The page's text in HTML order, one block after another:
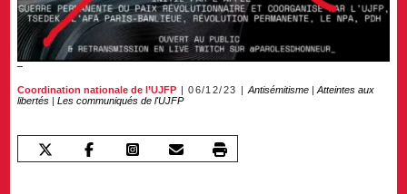
Coordination nationale de l’UJFP 06/12/23 Antisémitisme |Atteintes aux
libertés |Les communiqués de l'UJFP